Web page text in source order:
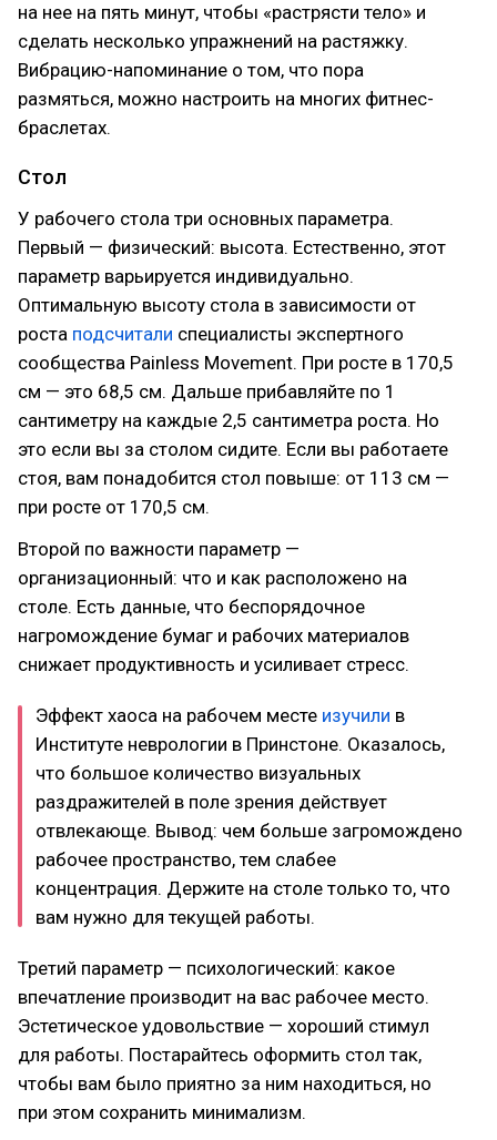
на нее на пять минут, чтобы «растрясти тело» и
сделать несколько упражнений на растяжку.
Вибрацию-напоминание о том, что пора
размяться, можно настроить на многих фитнес-
браслетах.
Стол
У рабочего стола три основных параметра.
Первый — физический: высота. Естественно, этот
параметр варьируется индивидуально.
Оптимальную высоту стола в зависимости от
роста подсчитали специалисты экспертного
сообщества Painless Movement. При росте в 170,5
см — это 68,5 см. Дальше прибавляйте по 1
сантиметру на каждые 2,5 сантиметра роста. Но
это если вы за столом сидите. Если вы работаете
стоя, вам понадобится стол повыше: от 113 см —
при росте от 170,5 см.
Второй по важности параметр —
организационный: что и как расположено на
столе. Есть данные, что беспорядочное
нагромождение бумаг и рабочих материалов
снижает продуктивность и усиливает стресс.
Эффект хаоса на рабочем месте изучили в
Институте неврологии в Принстоне. Оказалось,
что большое количество визуальных
раздражителей в поле зрения действует
отвлекающе. Вывод: чем больше загромождено
рабочее пространство, тем слабее
концентрация. Держите на столе только то, что
вам нужно для текущей работы.
Третий параметр — психологический: какое
впечатление производит на вас рабочее место.
Эстетическое удовольствие — хороший стимул
для работы. Постарайтесь оформить стол так,
чтобы вам было приятно за ним находиться, но
при этом сохранить минимализм.